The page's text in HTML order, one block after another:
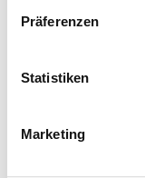
Präferenzen
Statistiken
Marketing